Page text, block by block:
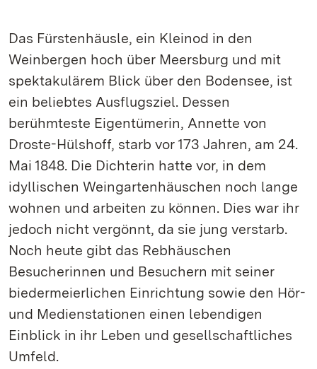
Das Fürstenhäusle, ein Kleinod in den
Weinbergen hoch über Meersburg und mit
spektakulärem Blick über den Bodensee, ist
ein beliebtes Ausflugsziel. Dessen
berühmteste Eigentümerin, Annette von
Droste-Hülshoff, starb vor 173 Jahren, am 24.
Mai 1848. Die Dichterin hatte vor, in dem
idyllischen Weingartenhäuschen noch lange
wohnen und arbeiten zu können. Dies war ihr
jedoch nicht vergönnt, da sie jung verstarb.
Noch heute gibt das Rebhäuschen
Besucherinnen und Besuchern mit seiner
biedermeierlichen Einrichtung sowie den Hör-
und Medienstationen einen lebendigen
Einblick in ihr Leben und gesellschaftliches
Umfeld.